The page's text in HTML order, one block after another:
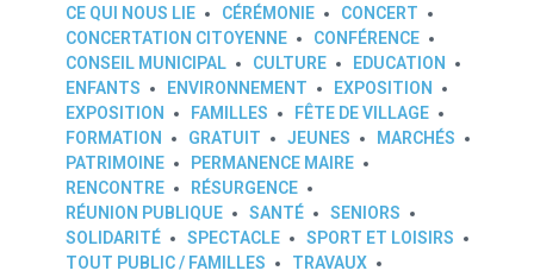
CE QUI NOUS LIE
CÉRÉMONIE
CONCERT
CONCERTATION CITOYENNE
CONFÉRENCE
CONSEIL MUNICIPAL
CULTURE
EDUCATION
ENFANTS
ENVIRONNEMENT
EXPOSITION
EXPOSITION
FAMILLES
FÊTE DE VILLAGE
FORMATION
GRATUIT JEUNES
MARCHÉS
PATRIMOINE
PERMANENCE MAIRE
RENCONTRE
RÉSURGENCE
RÉUNION PUBLIQUE
SANTÉ
SENIORS
SOLIDARITÉ
SPECTACLE
SPORT ET LOISIRS
TOUT PUBLIC / FAMILLES
TRAVAUX